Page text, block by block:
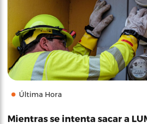
Última Hora
Mientras se intenta sacar a